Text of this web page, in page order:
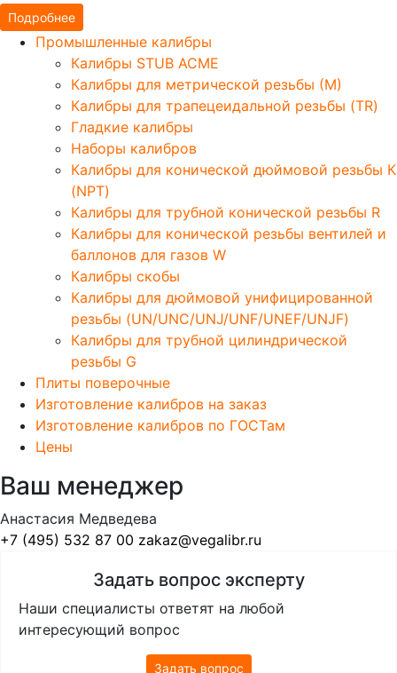
Подробнее
Промышленные калибры
Калибры STUB ACME
Калибры для метрической резьбы (М)
Калибры для трапецеидальной резьбы (TR)
Гладкие калибры
Наборы калибров
Калибры для конической дюймовой резьбы К
(NPT)
Калибры для трубной конической резьбы R
Калибры для конической резьбы вентилей и
баллонов для газов W
Калибры скобы
Калибры для дюймовой унифицированной
резьбы (UN/UNC/UNJ/UNF/UNEF/UNJF)
Калибры для трубной цилиндрической
резьбы G
Плиты поверочные
Изготовление калибров на заказ
Изготовление калибров по ГОСТам
Цены
Ваш менеджер
Анастасия Медведева
+7 (495) 532 87 00 zakaz@vegalibr.ru
Задать вопрос эксперту
Наши специалисты ответят на любой
интересующий вопрос
Задать вопрос